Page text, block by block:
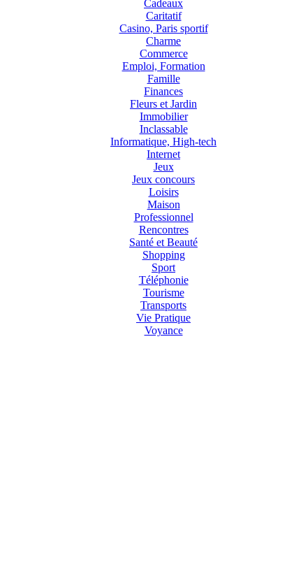
Cadeaux
Caritatif
Casino, Paris sportif
Charme
Commerce
Emploi, Formation
Famille
Finances
Fleurs et Jardin
Immobilier
Inclassable
Informatique, High-tech
Internet
Jeux
Jeux concours
Loisirs
Maison
Professionnel
Rencontres
Santé et Beauté
Shopping
Sport
Téléphonie
Tourisme
Transports
Vie Pratique
Voyance